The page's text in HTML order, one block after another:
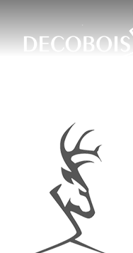
Contact